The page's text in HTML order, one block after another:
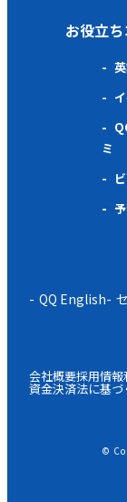
お役立
ミ
QQ English
会社概要採用情報
資金決済法に基づ
©